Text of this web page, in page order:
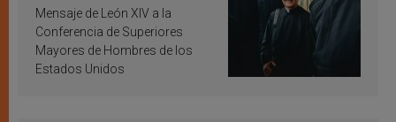
inspiración y santificación
Mensaje de León XIV a la
Conferencia de Superiores
Mayores de Hombres de los
Estados Unidos